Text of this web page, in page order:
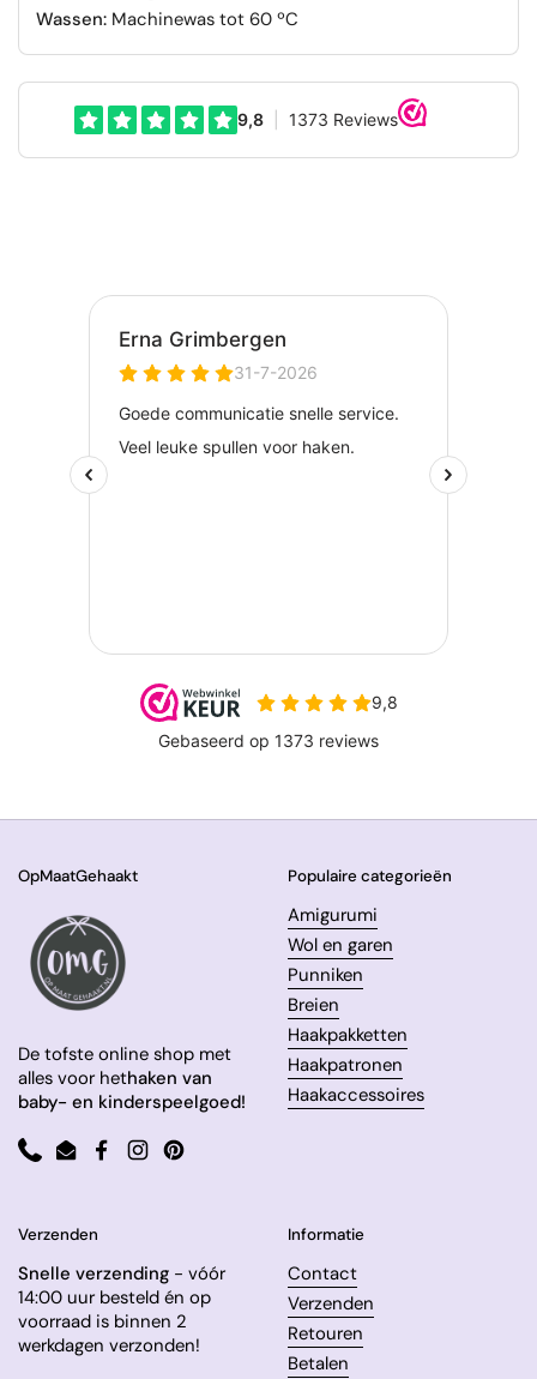
Wassen:Machinewas tot 60 ºC
OpMaatGehaakt
De tofste online shop met
alles voor hethaken van
baby- en kinderspeelgoed!
PhoneEmailFacebook
InstagramPinterest
Populaire categorieën
Amigurumi
Wol en garen
Punniken
Breien
Haakpakketten
Haakpatronen
Haakaccessoires
Verzenden
Snelle verzending - vóór
14:00 uur besteld én op
voorraad is binnen 2
werkdagen verzonden!
Informatie
Contact
Verzenden
Retouren
Betalen